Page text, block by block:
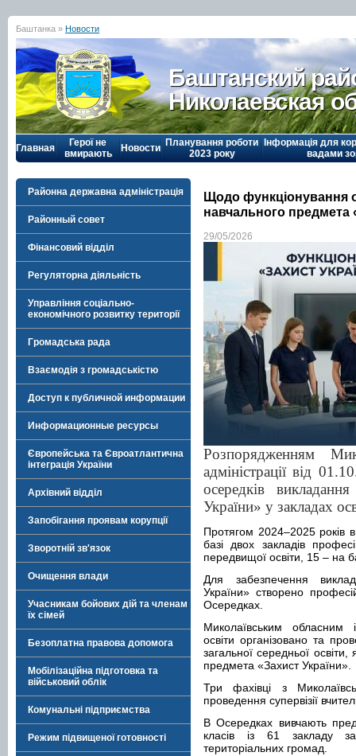
Баштанка » Новости
Баштанский
Николаевская
Главная
Герої не
вмирають
Новости Планування роботи
2023 року
Інформація для
вадами
Районна державна адміністрація
Районный совет
Фінансовий відділ
Регуляторна діяльність
Управління соціально-
економічного розвитку території
Громадська рада
Взаємодія з громадськістю
Доступ к публичной информации
Информационные ресурсы
Європейська та Євроатлантична
інтеграція України
Архівний відділ
Запобігання проявам корупції
Зворотній зв'язок
Очищення влади
Учасникам бойових дій та членам
їх сімей
Безоплатна правова допомога
Мобілізаційна підготовка та
військовий облік
Комунальні підприємства
Режим підвищеної готовності
Щодо функціонування
навчального предмета
29/05/2026
Розпорядженням
адміністрації від
осередків
України» у закладах
Протягом 2024–2025 років
базі двох закладів
передвищої освіти, 15 – на
Для забезпечення
України» створено
Осередках.
Миколаївським обласним
освіти організовано та
загальної середньої
предмета «Захист України».
Три фахівці з
проведення супервізії
В Осередках вивчають
класів із 61 закладу
територіальних громад.